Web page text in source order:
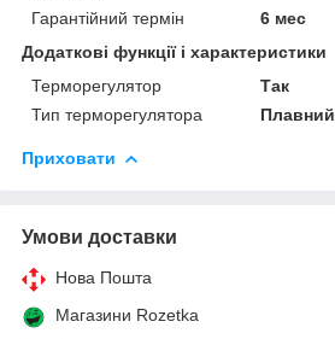
Гарантійний термін
6 мес
Додаткові функції і характеристики
Терморегулятор
Так
Тип терморегулятора
Плавний
Приховати
Умови доставки
Нова Пошта
Магазини Rozetka